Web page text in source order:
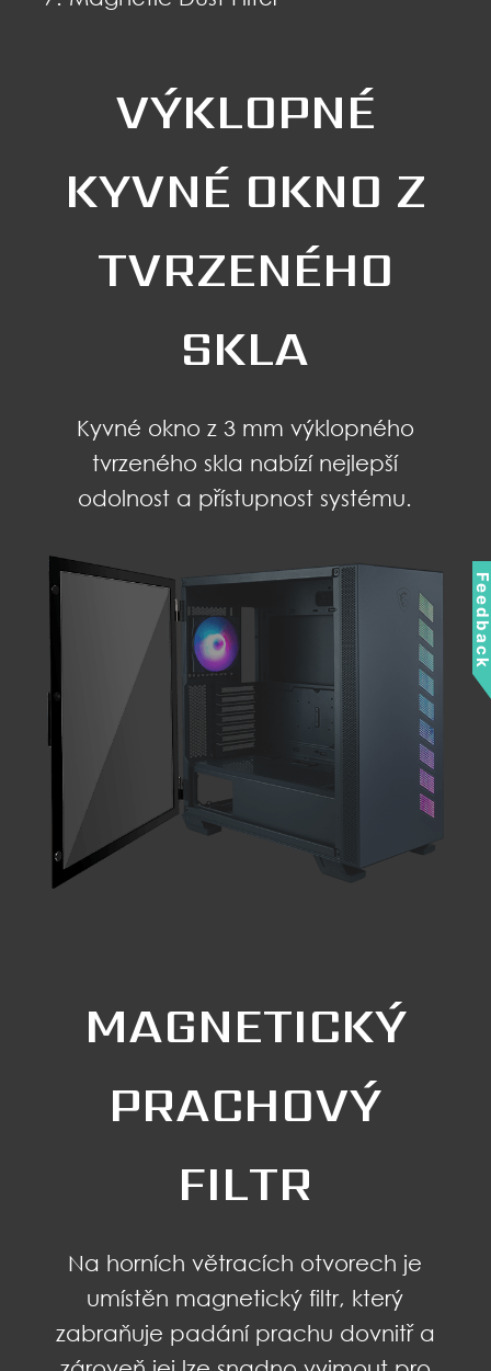
VÝKLOPNÉ
KYVNÉ OKNO Z
TVRZENÉHO
SKLA
Kyvné okno z 3 mm výklopného
tvrzeného skla nabízí nejlepší
odolnost a přístupnost systému.
MAGNETICKÝ
PRACHOVÝ
FILTR
Na horních větracích otvorech je
umístěn magnetický filtr, který
zabraňuje padání prachu dovnitř a